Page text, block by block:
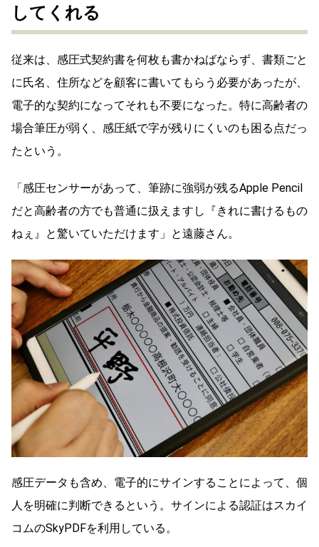
してくれる
従来は、感圧式契約書を何枚も書かねばならず、書類ごと
に氏名、住所などを顧客に書いてもらう必要があったが、
電子的な契約になってそれも不要になった。特に高齢者の
場合筆圧が弱く、感圧紙で字が残りにくいのも困る点だっ
たという。
「感圧センサーがあって、筆跡に強弱が残るApple Pencil
だと高齢者の方でも普通に扱えますし『きれに書けるもの
ねぇ』と驚いていただけます」と遠藤さん。
感圧データも含め、電子的にサインすることによって、個
人を明確に判断できるという。サインによる認証はスカイ
コムのSkyPDFを利用している。